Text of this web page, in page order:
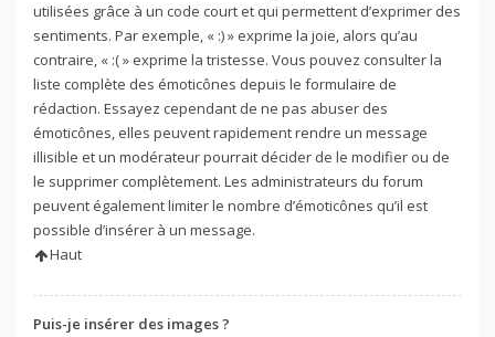
utilisées grâce à un code court et qui permettent d’exprimer des
sentiments. Par exemple, « :) » exprime la joie, alors qu’au
contraire, « :( » exprime la tristesse. Vous pouvez consulter la
liste complète des émoticônes depuis le formulaire de
rédaction. Essayez cependant de ne pas abuser des
émoticônes, elles peuvent rapidement rendre un message
illisible et un modérateur pourrait décider de le modifier ou de
le supprimer complètement. Les administrateurs du forum
peuvent également limiter le nombre d’émoticônes qu’il est
possible d’insérer à un message.
Haut
Puis-je insérer des images ?